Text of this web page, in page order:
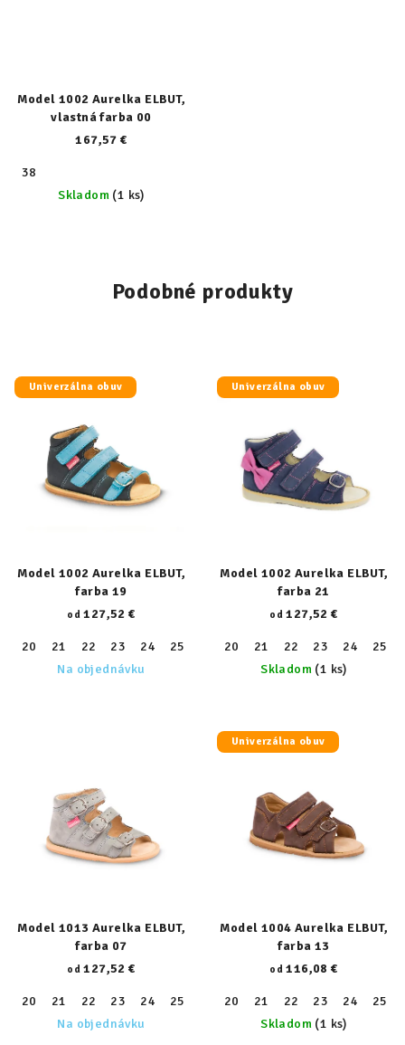
Model 1002 Aurelka ELBUT,
vlastná farba 00
167,57 €
38
Skladom (1 ks)
Podobné produkty
Univerzálna obuv
Model 1002 Aurelka ELBUT,
farba 19
od 127,52 €
20 21 22 23 24 25 27 28 29 30 31
32
Na objednávku
Univerzálna obuv
Model 1002 Aurelka ELBUT,
farba 21
od 127,52 €
20 21 22 23 24 25
Skladom (1 ks)
Model 1013 Aurelka ELBUT,
farba 07
od 127,52 €
20 21 22 23 24 25 27 28 29 30 31
32
Na objednávku
Univerzálna obuv
Model 1004 Aurelka ELBUT,
farba 13
od 116,08 €
20 21 22 23 24 25
Skladom (1 ks)